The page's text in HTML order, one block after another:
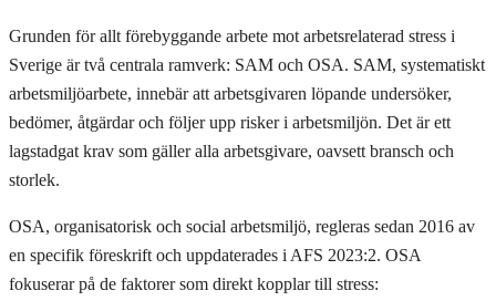
Grunden för allt förebyggande arbete mot arbetsrelaterad stress i
Sverige är två centrala ramverk: SAM och OSA. SAM, systematiskt
arbetsmiljöarbete, innebär att arbetsgivaren löpande undersöker,
bedömer, åtgärdar och följer upp risker i arbetsmiljön. Det är ett
lagstadgat krav som gäller alla arbetsgivare, oavsett bransch och
storlek.
OSA, organisatorisk och social arbetsmiljö, regleras sedan 2016 av
en specifik föreskrift och uppdaterades i AFS 2023:2. OSA
fokuserar på de faktorer som direkt kopplar till stress: